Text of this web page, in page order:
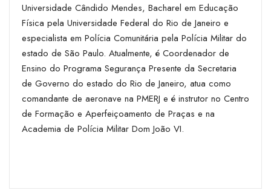
Universidade Cândido Mendes, Bacharel em Educação
Física pela Universidade Federal do Rio de Janeiro e
especialista em Polícia Comunitária pela Polícia Militar do
estado de São Paulo. Atualmente, é Coordenador de
Ensino do Programa Segurança Presente da Secretaria
de Governo do estado do Rio de Janeiro, atua como
comandante de aeronave na PMERJ e é instrutor no Centro
de Formação e Aperfeiçoamento de Praças e na
Academia de Polícia Militar Dom João VI.